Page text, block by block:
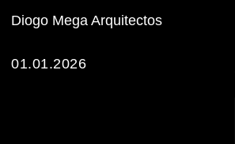
Diogo Mega Arquitectos
01.01.2026